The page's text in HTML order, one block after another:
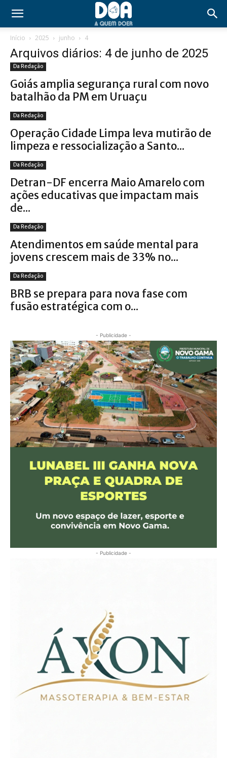
Início 2025 junho 4
Arquivos diários: 4 de junho de 2025
Da Redação
Goiás amplia segurança rural com novo
batalhão da PM em Uruaçu
Da Redação
Operação Cidade Limpa leva mutirão de
limpeza e ressocialização a Santo...
Da Redação
Detran-DF encerra Maio Amarelo com
ações educativas que impactam mais
de...
Da Redação
Atendimentos em saúde mental para
jovens crescem mais de 33% no...
Da Redação
BRB se prepara para nova fase com
fusão estratégica com o...
- Publicidade -
- Publicidade -